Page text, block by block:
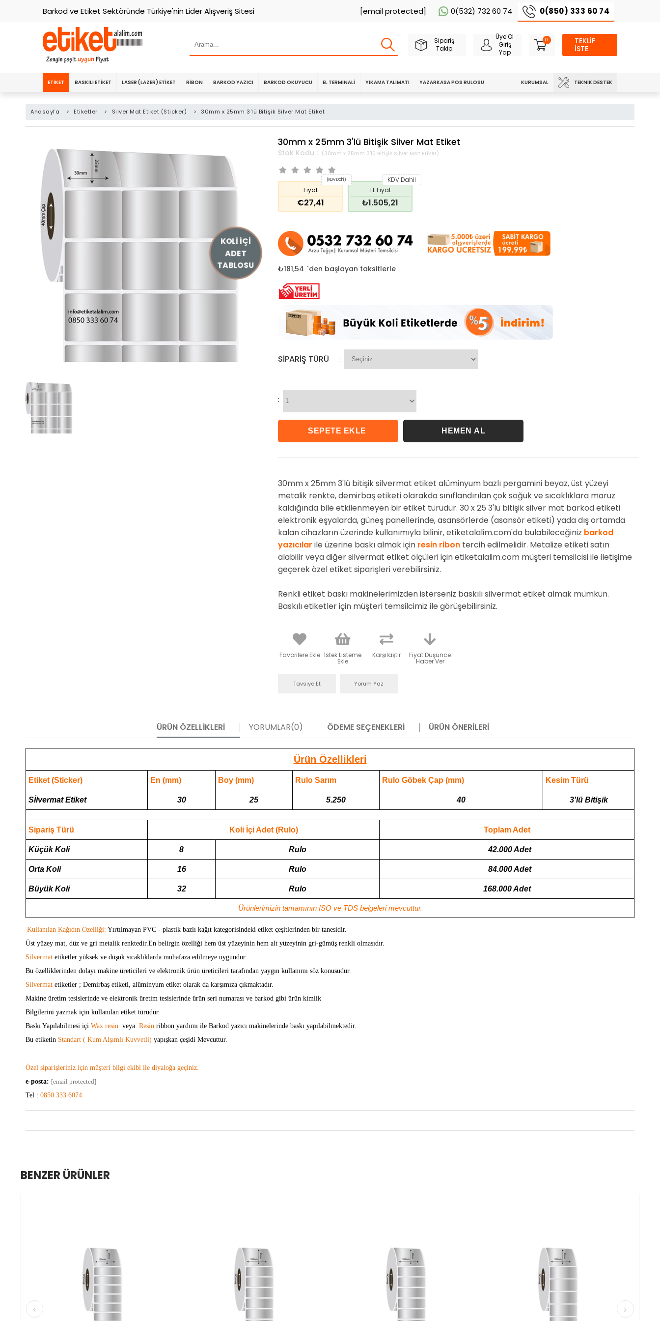
Barkod ve Etiket Sektöründe Türkiye'nin Lider Alışveriş Sitesi [email protected] 0(532) 732 60 74 0(850) 333 60 74
Sipariş
Takip
Üye Ol
Giriş
Yap
0
TEKLİF
İSTE
ETIKET BASKILI ETIKET LASER (LAZER) ETIKET RIBON BARKOD YAZICI BARKOD OKUYUCU EL TERMINALI YIKAMA TALIMATI YAZARKASA POS RULOSU KURUMSAL TEKNIK DESTEK
Anasayfa > Etiketler > Silver Mat Etiket (Sticker) > 30mm x 25mm 3'lü Bitişik Silver Mat Etiket
30mm x 25mm 3'lü Bitişik Silver Mat Etiket
(30mm x 25mm 3'lü Bitişik Silver Mat Etiket)
Fiyat
€27,41
(KDV Dahil)
TL Fiyat
₺1.505,21
KDV Dahil
₺181,54 `den başlayan taksitlerle
SIPARIŞ TÜRÜ :
:
30mm x 25mm 3'lü bitişik silvermat etiket alüminyum bazlı pergamini beyaz, üst yüzeyi
metalik renkte, demirbaş etiketi olarakda sınıflandırılan çok soğuk ve sıcaklıklara maruz
kaldığında bile etkilenmeyen bir etiket türüdür. 30 x 25 3'lü bitişik silver mat barkod etiketi
elektronik eşyalarda, güneş panellerinde, asansörlerde (asansör etiketi) yada dış ortamda
kalan cihazların üzerinde kullanımıyla bilinir, etiketalalim.com'da bulabileceğiniz barkod
yazıcılar ile üzerine baskı almak için resin ribon tercih edilmelidir. Metalize etiketi satın
alabilir veya diğer silvermat etiket ölçüleri için etiketalalim.com müşteri temsilcisi ile iletişime
geçerek özel etiket siparişleri verebilirsiniz.
Renkli etiket baskı makinelerimizden isterseniz baskılı silvermat etiket almak mümkün.
Baskılı etiketler için müşteri temsilcimiz ile görüşebilirsiniz.
KOLİ İÇİ
ADET
TABLOSU
Favorilere Ekle İstek Listeme
Ekle
Karşılaştır Fiyat Düşünce
Haber Ver
Tavsiye Et Yorum Yaz
ÜRÜN ÖZELLIKLERI YORUMLAR(0) ÖDEME SEÇENEKLERI ÜRÜN ÖNERILERI
Ürün Özellikleri
Etiket (Sticker) En (mm) Boy (mm) Rulo Sarım Rulo Göbek Çap (mm) Kesim Türü
Sİlvermat Etiket 30 25 5.250 40 3'lü Bitişik
Sipariş Türü Koli İçi Adet (Rulo) Toplam Adet
Küçük Koli 8 Rulo 42.000 Adet
Orta Koli 16 Rulo 84.000 Adet
Büyük Koli 32 Rulo 168.000 Adet
Ürünlerimizin tamamının ISO ve TDS belgeleri mevcuttur.
Kullanılan Kağıdın Özelliği: Yırtılmayan PVC - plastik bazlı kağıt kategorisindeki etiket çeşitlerinden bir tanesidir.
Üst yüzey mat, düz ve gri metalik renktedir.En belirgin özelliği hem üst yüzeyinin hem alt yüzeyinin gri-gümüş renkli olmasıdır.
Silvermat etiketler yüksek ve düşük sıcaklıklarda muhafaza edilmeye uygundur.
Bu özelliklerinden dolayı makine üreticileri ve elektronik ürün üreticileri tarafından yaygın kullanımı söz konusudur.
Silvermat etiketler ; Demirbaş etiketi, alüminyum etiket olarak da karşımıza çıkmaktadır.
Makine üretim tesislerinde ve elektronik üretim tesislerinde ürün seri numarası ve barkod gibi ürün kimlik
Bilgilerini yazmak için kullanılan etiket türüdür.
Baskı Yapılabilmesi içi Wax resin veya Resin ribbon yardımı ile Barkod yazıcı makinelerinde baskı yapılabilmektedir.
Bu etiketin Standart ( Kum Alşımlı Kuvvetli) yapışkan çeşidi Mevcuttur.
Özel siparişleriniz için müşteri bilgi ekibi ile diyaloğa geçiniz.
e-posta: [email protected]
Tel : 0850 333 6074
BENZER ÜRÜNLER